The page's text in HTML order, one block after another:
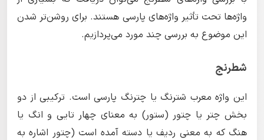
واژه‌ها تحت تأثیر واژه‌های پارسی هستند. برای روشن‌تر شدن
این موضوع به بررسی چند مورد می‌پردازیم.
شطرنج
این واژه معرب شترنگ یا چترنگ پارسی است. ترکیبی از دو
بخش چتر یا چتور (ستور) به معنای چهار تایی و انگ یا
هنگ که به معنی ردیف یا دسته آمده است (چتور اشاره به